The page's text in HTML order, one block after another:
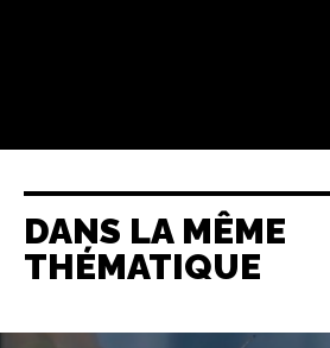
DANS LA MÊME
THÉMATIQUE